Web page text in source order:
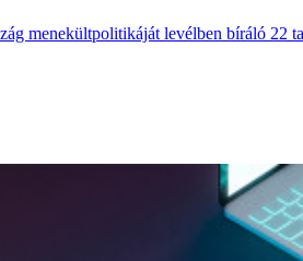
menekültpolitikáját levélben bíráló 22